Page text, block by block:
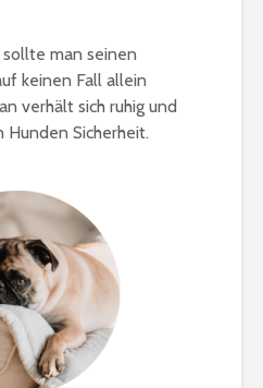
man seinen
keinen Fall allein
verhält sich ruhig und
Sicherheit.